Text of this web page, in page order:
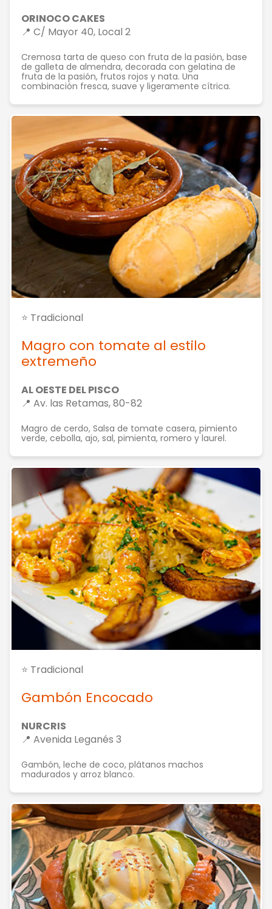
ORINOCO CAKES
📍 C/ Mayor 40, Local 2
Cremosa tarta de queso con fruta de la pasión, base
de galleta de almendra, decorada con gelatina de
fruta de la pasión, frutos rojos y nata. Una
combinación fresca, suave y ligeramente cítrica.
⭐ Tradicional
Magro con tomate al estilo
extremeño
AL OESTE DEL PISCO
📍 Av. las Retamas, 80-82
Magro de cerdo, Salsa de tomate casera, pimiento
verde, cebolla, ajo, sal, pimienta, romero y laurel.
⭐ Tradicional
Gambón Encocado
NURCRIS
📍 Avenida Leganés 3
Gambón, leche de coco, plátanos machos
madurados y arroz blanco.